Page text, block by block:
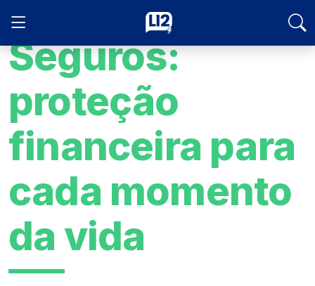
Seguros:
proteção
financeira para
cada momento
da vida